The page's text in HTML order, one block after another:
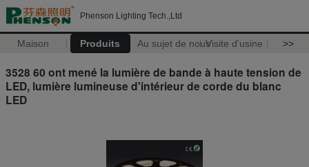
Phenson Lighting Tech.,Ltd
Maison Produits Au sujet de nousVisite d'usine >>
3528 60 ont mené la lumière de bande à haute tension de
LED, lumière lumineuse d'intérieur de corde du blanc
LED